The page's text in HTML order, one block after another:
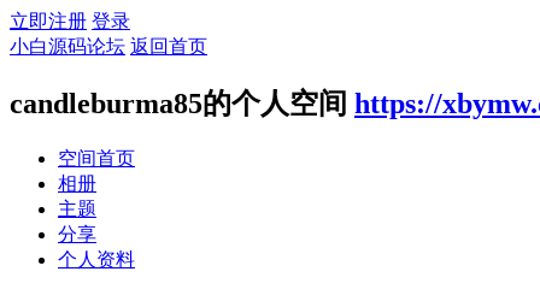
立即注册 登录
小白源码论坛 返回首页
candleburma85的个人空间 https://
空间首页
相册
主题
分享
个人资料